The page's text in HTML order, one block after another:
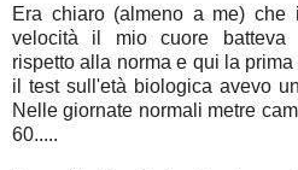
Era chiaro (almeno a me) che
velocità il mio cuore batteva
rispetto alla norma e qui la
il test sull'età biologica avevo
Nelle giornate normali metre
60.....